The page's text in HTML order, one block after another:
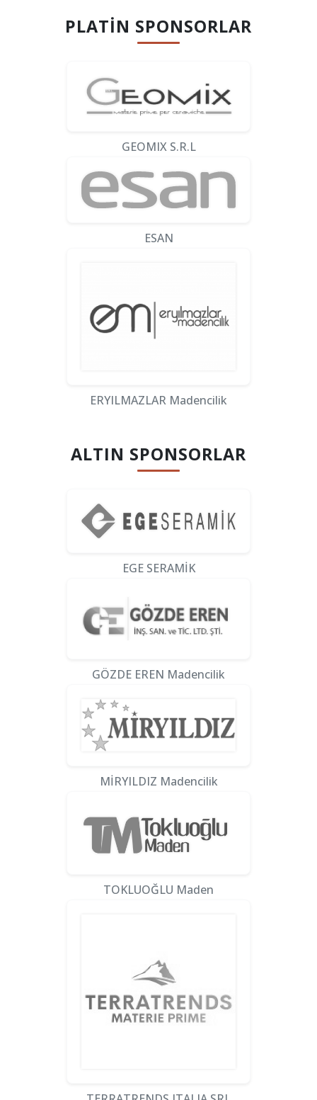
PLATIN SPONSORLAR
GEOMIX S.R.L
ESAN
ERYILMAZLAR Madencilik
ALTIN SPONSORLAR
EGE SERAMİK
GÖZDE EREN Madencilik
MİRYILDIZ Madencilik
TOKLUOĞLU Maden